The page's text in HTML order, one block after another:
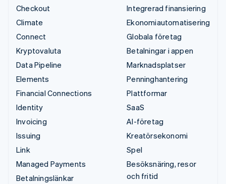
Checkout
Climate
Connect
Kryptovaluta
Data Pipeline
Elements
Financial Connections
Identity
Invoicing
Issuing
Link
Managed Payments
Betalningslänkar
Integrerad finansiering
Ekonomiautomatisering
Globala företag
Betalningar i appen
Marknadsplatser
Penninghantering
Plattformar
SaaS
AI-företag
Kreatörsekonomi
Spel
Besöksnäring, resor
och fritid